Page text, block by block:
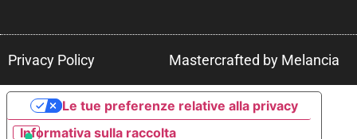
Privacy Policy Mastercrafted by Melancia
Informativa sulla raccolta
Le tue preferenze relative alla privacy